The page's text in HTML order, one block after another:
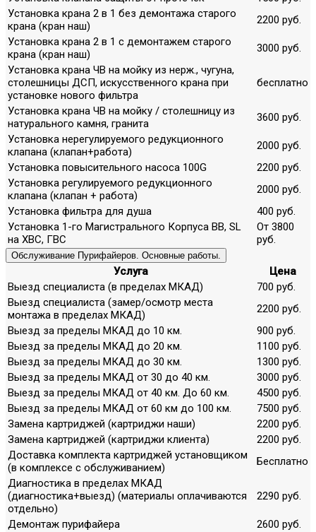
Установка крана 2 в 1 без демонтажа старого
крана (кран наш)
2200 руб.
Установка крана 2 в 1 с демонтажем старого
крана (кран наш)
3000 руб.
Установка крана ЧВ на мойку из нерж., чугуна,
столешницы ДСП, искусственного крана при
установке нового фильтра
бесплатно
Установка крана ЧВ на мойку / столешницу из
натурального камня, гранита
3600 руб.
Установка нерегулируемого редукционного
клапана (клапан+работа)
2000 руб.
Установка повысительного насоса 100G
2200 руб.
Установка регулируемого редукционного
клапана (клапан + работа)
2000 руб.
Установка фильтра для душа
400 руб.
Установка 1-го Магистрального Корпуса ВВ, SL
на ХВС, ГВС
От 3800
руб.
Обслуживание Пурифайеров. Основные работы.
Услуга
Цена
Выезд специалиста (в пределах МКАД)
700 руб.
Выезд специалиста (замер/осмотр места
монтажа в пределах МКАД)
2200 руб.
Выезд за пределы МКАД до 10 км.
900 руб.
Выезд за пределы МКАД до 20 км.
1100 руб.
Выезд за пределы МКАД до 30 км.
1300 руб.
Выезд за пределы МКАД от 30 до 40 км.
3000 руб.
Выезд за пределы МКАД от 40 км. До 60 км.
4500 руб.
Выезд за пределы МКАД от 60 км до 100 км.
7500 руб.
Замена картриджей (картриджи наши)
2200 руб.
Замена картриджей (картриджи клиента)
2200 руб.
Доставка комплекта картриджей установщиком
(в комплексе с обслуживанием)
Бесплатно
Диагностика в пределах МКАД
(диагностика+выезд) (материалы оплачиваются
отдельно)
2290 руб.
Демонтаж пурифайера
2600 руб.